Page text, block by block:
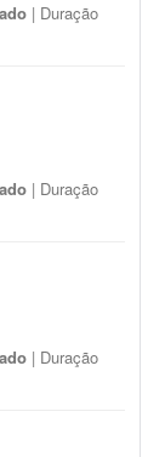
| Duração
| Duração
| Duração